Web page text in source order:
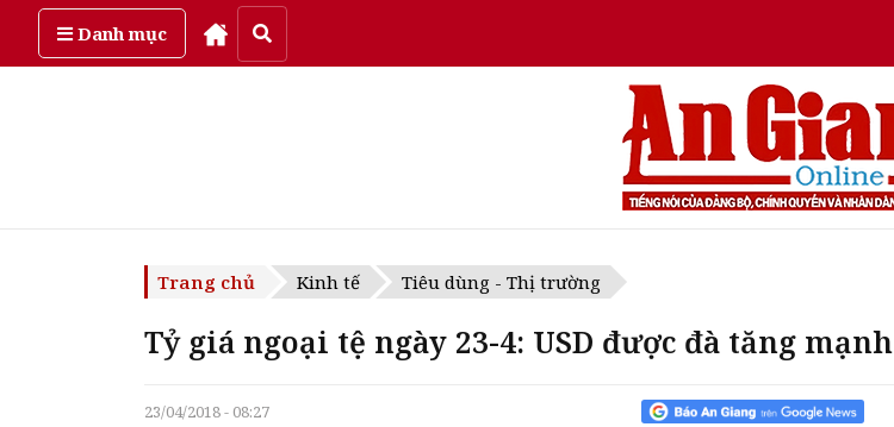
Danh mụcThứ sáu, ngày 7/08/2026
Trang chủ Kinh tế Tiêu dùng - Thị trường
Tỷ giá ngoại tệ ngày 23-4: USD được đà tăng mạnh
23/04/2018 - 08:27